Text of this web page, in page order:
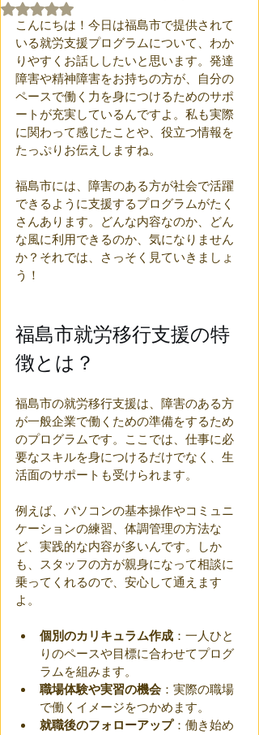
5つ星のうちNaNと評価されています。
こんにちは！今日は福島市で提供されて
いる就労支援プログラムについて、わか
りやすくお話ししたいと思います。発達
障害や精神障害をお持ちの方が、自分の
ペースで働く力を身につけるためのサポ
ートが充実しているんですよ。私も実際
に関わって感じたことや、役立つ情報を
たっぷりお伝えしますね。
福島市には、障害のある方が社会で活躍
できるように支援するプログラムがたく
さんあります。どんな内容なのか、どん
な風に利用できるのか、気になりません
か？それでは、さっそく見ていきましょ
う！
福島市就労移行支援の特
徴とは？
福島市の就労移行支援は、障害のある方
が一般企業で働くための準備をするため
のプログラムです。ここでは、仕事に必
要なスキルを身につけるだけでなく、生
活面のサポートも受けられます。
例えば、パソコンの基本操作やコミュニ
ケーションの練習、体調管理の方法な
ど、実践的な内容が多いんです。しか
も、スタッフの方が親身になって相談に
乗ってくれるので、安心して通えます
よ。
個別のカリキュラム作成 ：一人ひと
りのペースや目標に合わせてプログ
ラムを組みます。
職場体験や実習の機会 ：実際の職場
で働くイメージをつかめます。
就職後のフォローアップ：働き始め